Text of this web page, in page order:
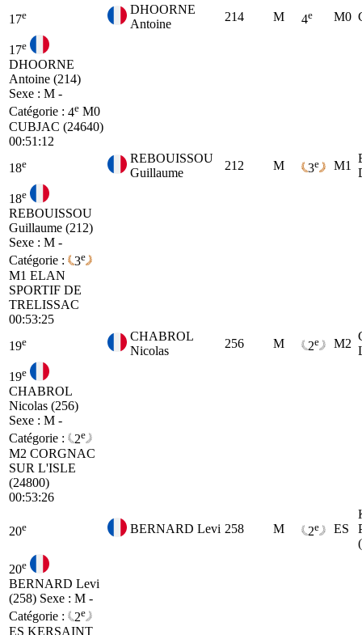
17e
DHOORNE
Antoine
214 M 4e M0
17e
DHOORNE
Antoine (214)
Sexe : M -
Catégorie : 4e M0
CUBJAC (24640)
00:51:12
18e
REBOUISSOU
Guillaume
212 M 3e M1
18e
REBOUISSOU
Guillaume (212)
Sexe : M -
Catégorie :
3e
M1 ELAN
SPORTIF DE
TRELISSAC
00:53:25
19e
CHABROL
Nicolas
256 M 2e M2
19e
CHABROL
Nicolas (256)
Sexe : M -
Catégorie :
2e
M2 CORGNAC
SUR L'ISLE
(24800)
00:53:26
20e BERNARD Levi 258 M 2e ES
20e
BERNARD Levi
(258) Sexe : M -
Catégorie :
2e
ES KERSAINT